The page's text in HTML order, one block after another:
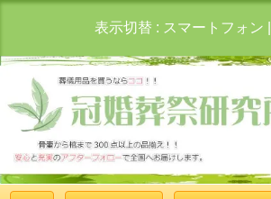
表示切替 : スマートフォン